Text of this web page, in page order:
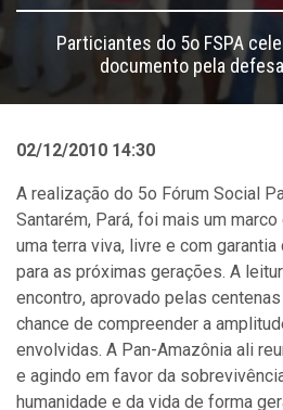
Particiantes do 5o FSPA
documento pela
02/12/2010 14:30
A realização do 5o Fórum Social
Santarém, Pará, foi mais um
uma terra viva, livre e com
para as próximas gerações. A
encontro, aprovado pelas
chance de compreender a
envolvidas. A Pan-Amazônia ali
e agindo em favor da
humanidade e da vida de forma